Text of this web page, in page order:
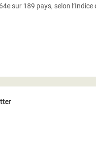
sur 189 pays, selon l’Indice